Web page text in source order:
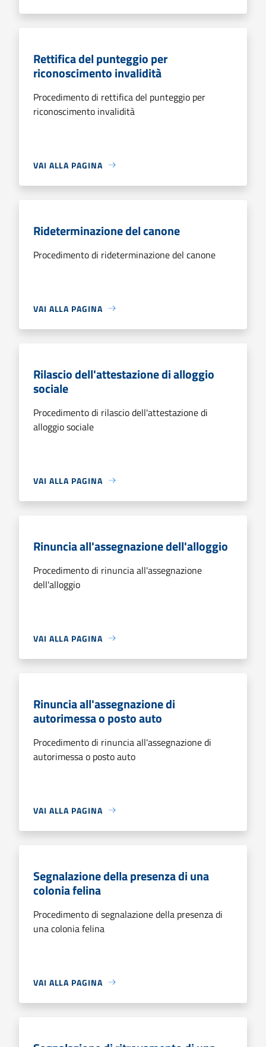
Rettifica del punteggio per
riconoscimento invalidità
Procedimento di rettifica del punteggio per
riconoscimento invalidità
VAI ALLA PAGINA
Rideterminazione del canone
Procedimento di rideterminazione del canone
VAI ALLA PAGINA
Rilascio dell'attestazione di alloggio
sociale
Procedimento di rilascio dell'attestazione di
alloggio sociale
VAI ALLA PAGINA
Rinuncia all'assegnazione dell'alloggio
Procedimento di rinuncia all'assegnazione
dell'alloggio
VAI ALLA PAGINA
Rinuncia all'assegnazione di
autorimessa o posto auto
Procedimento di rinuncia all'assegnazione di
autorimessa o posto auto
VAI ALLA PAGINA
Segnalazione della presenza di una
colonia felina
Procedimento di segnalazione della presenza di
una colonia felina
VAI ALLA PAGINA